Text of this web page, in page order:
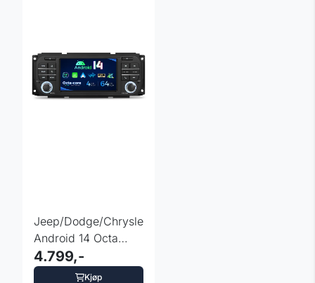
Jeep/Dodge/Chrysler
Android 14 Octa
Core DAB+ 4GB
RAM 64GB
4.799,-
Kjøp